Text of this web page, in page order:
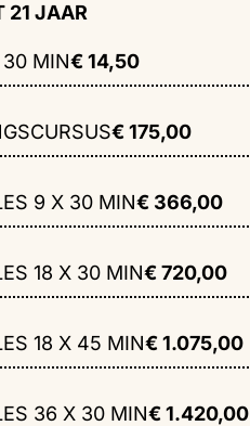
21 JAAR
30 MIN€ 14,50
€ 175,00
9 X 30 MIN€ 366,00
18 X 30 MIN€ 720,00
18 X 45 MIN€ 1.075,00
36 X 30 MIN€ 1.420,00